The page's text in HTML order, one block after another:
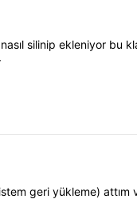
silinip ekleniyor bu
geri yükleme)